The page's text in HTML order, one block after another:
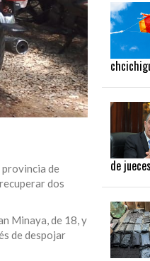
de
dos
Minaya, de 18, y
de despojar
de jueces